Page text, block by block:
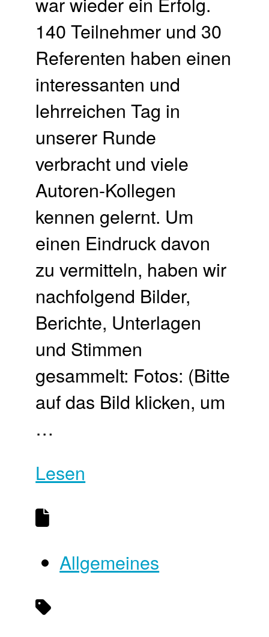
140 Teilnehmer und 30
Referenten haben einen
interessanten und
lehrreichen Tag in
unserer Runde
verbracht und viele
Autoren-Kollegen
kennen gelernt. Um
einen Eindruck davon
zu vermitteln, haben wir
nachfolgend Bilder,
Berichte, Unterlagen
und Stimmen
gesammelt: Fotos: (Bitte
auf das Bild klicken, um
…
Lesen
Allgemeines